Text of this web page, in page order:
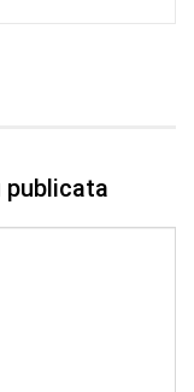
publicata